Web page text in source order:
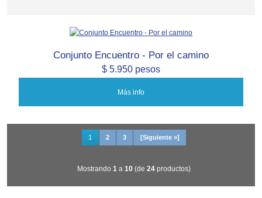
Conjunto Encuentro - Por el camino
$ 5.950 pesos
Más info
1 2 3 [Siguiente »]
Mostrando 1 a 10 (de 24 productos)